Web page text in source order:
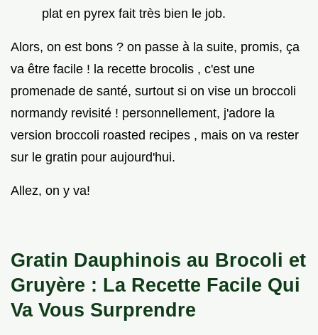
plat en pyrex fait très bien le job.
Alors, on est bons ? on passe à la suite, promis, ça
va être facile ! la recette brocolis , c'est une
promenade de santé, surtout si on vise un broccoli
normandy revisité ! personnellement, j'adore la
version broccoli roasted recipes , mais on va rester
sur le gratin pour aujourd'hui.
Allez, on y va!
Gratin Dauphinois au Brocoli et
Gruyère : La Recette Facile Qui
Va Vous Surprendre